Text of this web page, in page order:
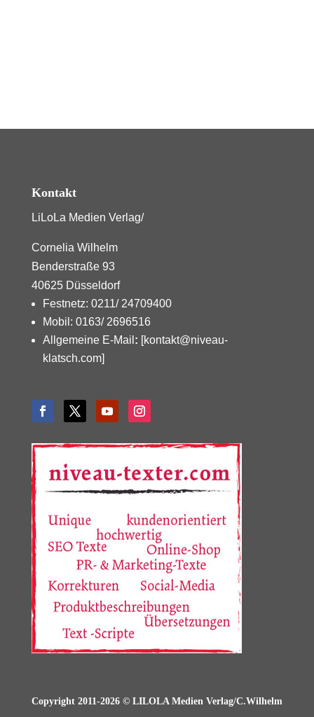
Kontakt
LiLoLa Medien Verlag/
Cornelia Wilhelm
Benderstraße 93
40625 Düsseldorf
Festnetz: 0211/ 24709400
Mobil: 0163/ 2696516
Allgemeine E-Mail : [kontakt@niveau-
klatsch.com]
Copyright 2011-2026 © LILOLA Medien Verlag/C.Wilhelm